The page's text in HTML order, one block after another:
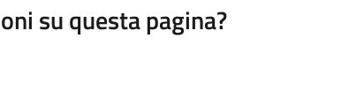
su questa pagina?